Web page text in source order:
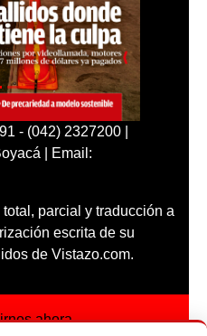
- (042) 2327200 |
| Email:
parcial y traducción a
escrita de su
de Vistazo.com.
ahora